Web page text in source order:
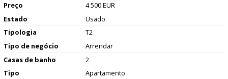
Preço
4 500 EUR
Estado
Usado
Tipologia
T2
Tipo de negócio
Arrendar
Casas de banho
2
Tipo
Apartamento